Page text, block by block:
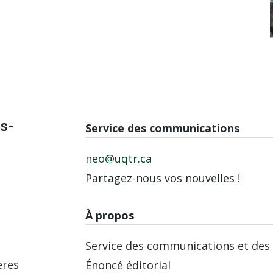
Service des communications
neo@uqtr.ca
Partagez-nous vos nouvelles !
À propos
Service des communications et
Énoncé éditorial